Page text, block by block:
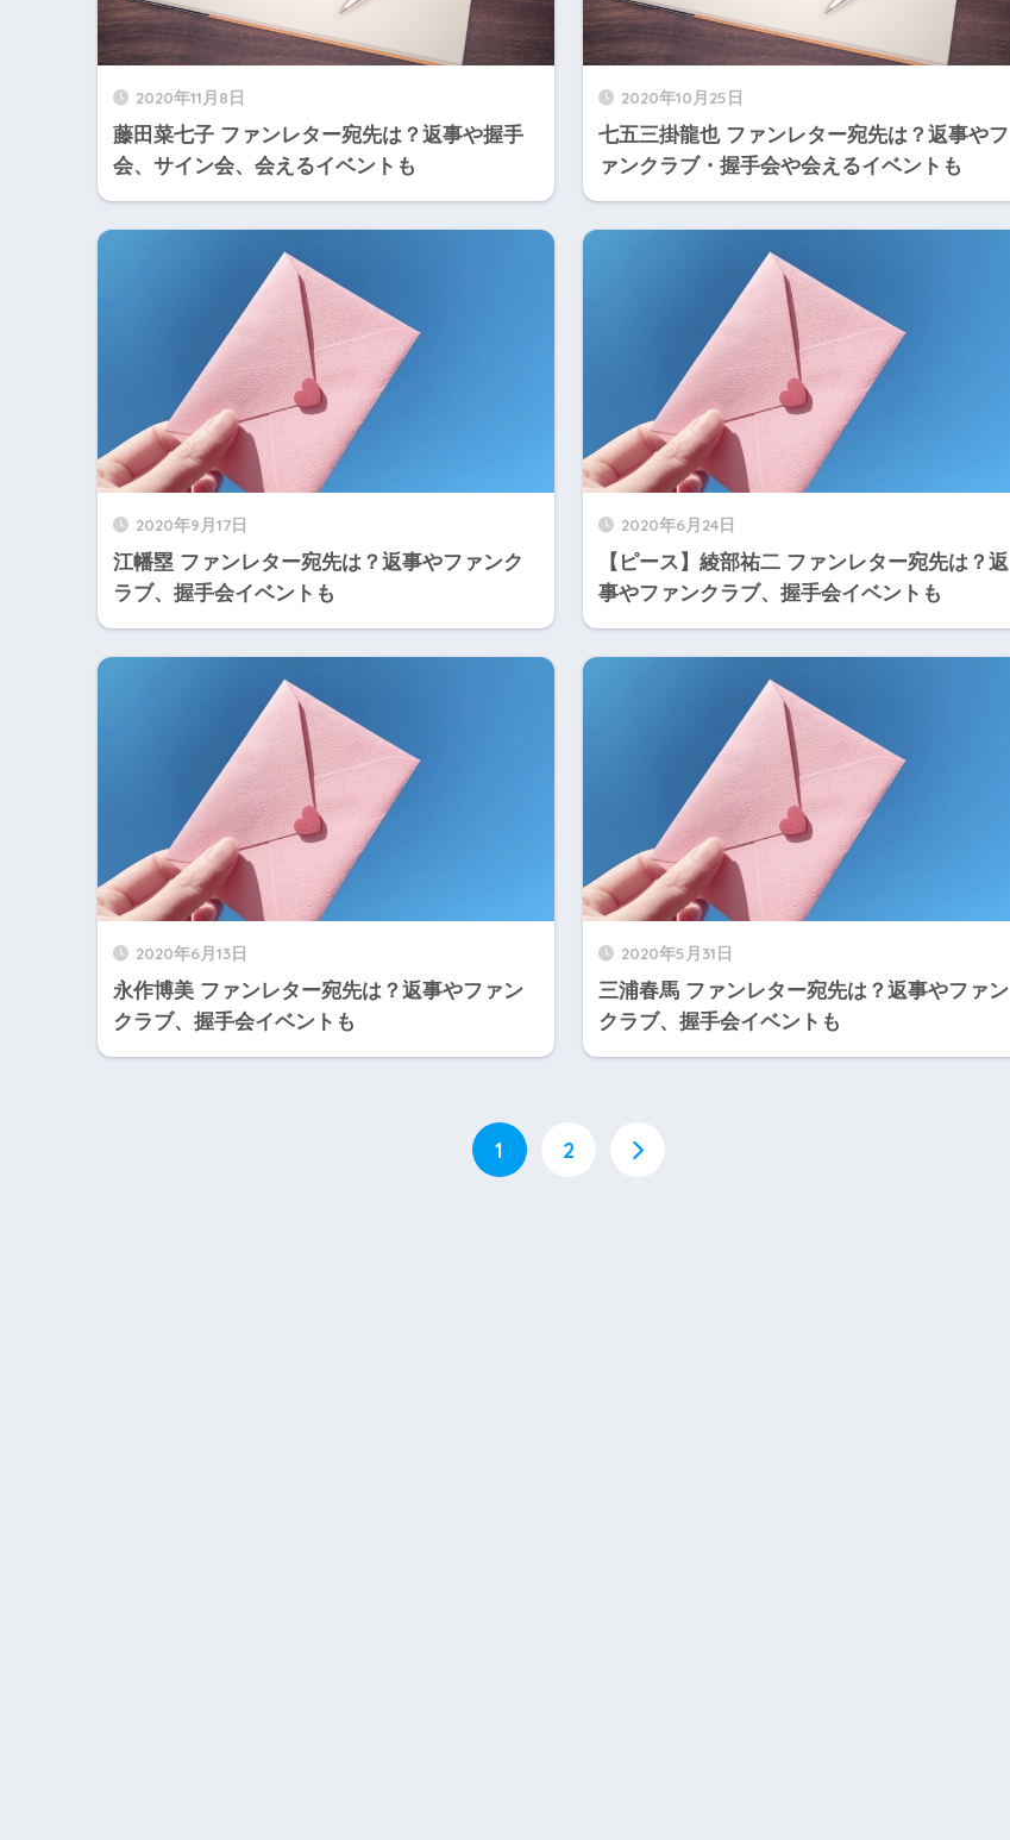
2020年11月8日
藤田菜七子 ファンレター宛先は？返事や握手
会、サイン会、会えるイベントも
2020年10月25日
七五三掛龍也 ファンレター宛先は？返事やフ
ァンクラブ・握手会や会えるイベントも
2020年9月17日
江幡塁 ファンレター宛先は？返事やファンク
ラブ、握手会イベントも
2020年6月24日
【ピース】綾部祐二 ファンレター宛先は？返
事やファンクラブ、握手会イベントも
2020年6月13日
永作博美 ファンレター宛先は？返事やファン
クラブ、握手会イベントも
2020年5月31日
三浦春馬 ファンレター宛先は？返事やファン
クラブ、握手会イベントも
1 2